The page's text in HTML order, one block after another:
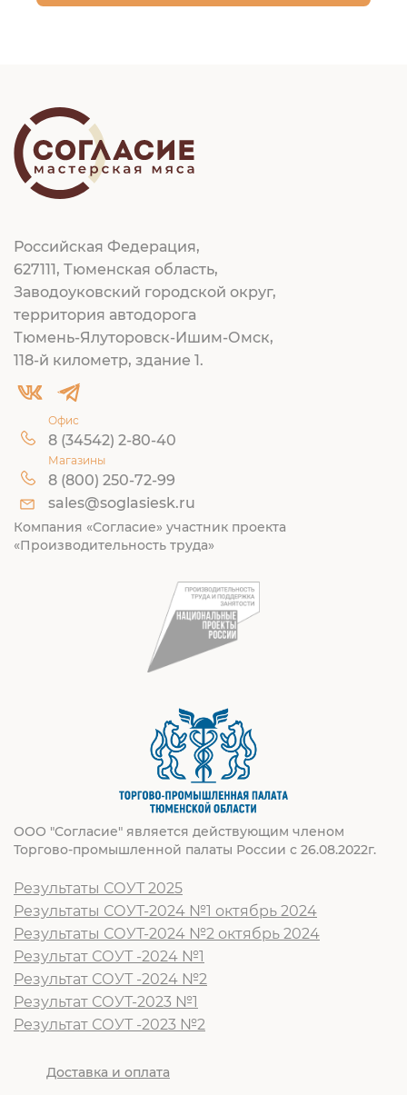
Российская Федерация,
627111, Тюменская область,
Заводоуковский городской округ,
территория автодорога
Тюмень-Ялуторовск-Ишим-Омск,
118-й километр, здание 1.
Офис
8 (34542) 2-80-40
Магазины
8 (800) 250-72-99
sales@soglasiesk.ru
Компания «Согласие» участник проекта
«Производительность труда»
ООО "Согласие" является действующим членом
Торгово-промышленной палаты России с 26.08.2022г.
Результаты СОУТ 2025
Результаты СОУТ-2024 №1 октябрь 2024
Результаты СОУТ-2024 №2 октябрь 2024
Результат СОУТ -2024 №1
Результат СОУТ -2024 №2
Результат СОУТ-2023 №1
Результат СОУТ -2023 №2
Доставка и оплата